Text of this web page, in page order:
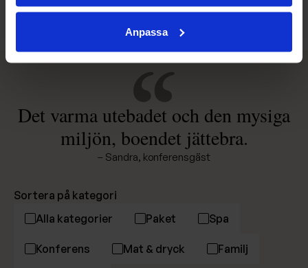
Anpassa
LÄS MER
Det varma utebadet och den mysiga
miljön, boendet jättebra.
– Sandra, konferensgäst
Sortera på kategori
Alla kategorier
Paket Spa
Konferens Mat & dryck Familj